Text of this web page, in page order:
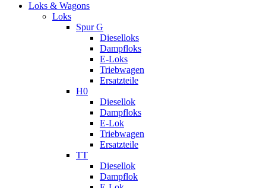
Loks & Wagons
Loks
Spur G
Dieselloks
Dampfloks
E-Loks
Triebwagen
Ersatzteile
H0
Diesellok
Dampfloks
E-Lok
Triebwagen
Ersatzteile
TT
Diesellok
Dampflok